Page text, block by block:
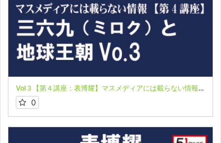
Vol３【第４講座：表博耀】マスメディアには載らない情報～６つの真実～【日ユ同祖論から世界同祖の時代へ】
0